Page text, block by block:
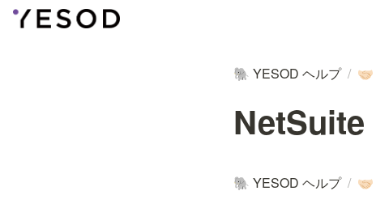
🐘 YESOD ヘルプ / 🤝🏻
NetSuite
🐘 YESOD ヘルプ / 🤝🏻